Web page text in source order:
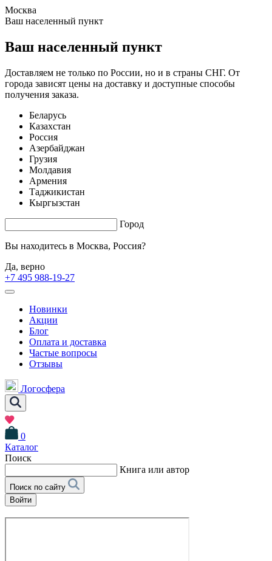
Москва
Ваш населенный пункт
Ваш населенный пункт
Доставляем не только по России, но и в страны СНГ. От
города зависят цены на доставку и доступные способы
получения заказа.
Беларусь
Казахстан
Россия
Азербайджан
Грузия
Молдавия
Армения
Таджикистан
Кыргызстан
Город
Вы находитесь в Москва, Россия?
Да, верно
+7 495 988-19-27
Новинки
Акции
Блог
Оплата и доставка
Частые вопросы
Отзывы
Логосфера
0
Каталог
Поиск
Книга или автор
Поиск по сайту
Войти